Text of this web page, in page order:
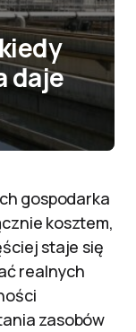
daje
gospodarka
kosztem,
staje się
realnych
zasobów